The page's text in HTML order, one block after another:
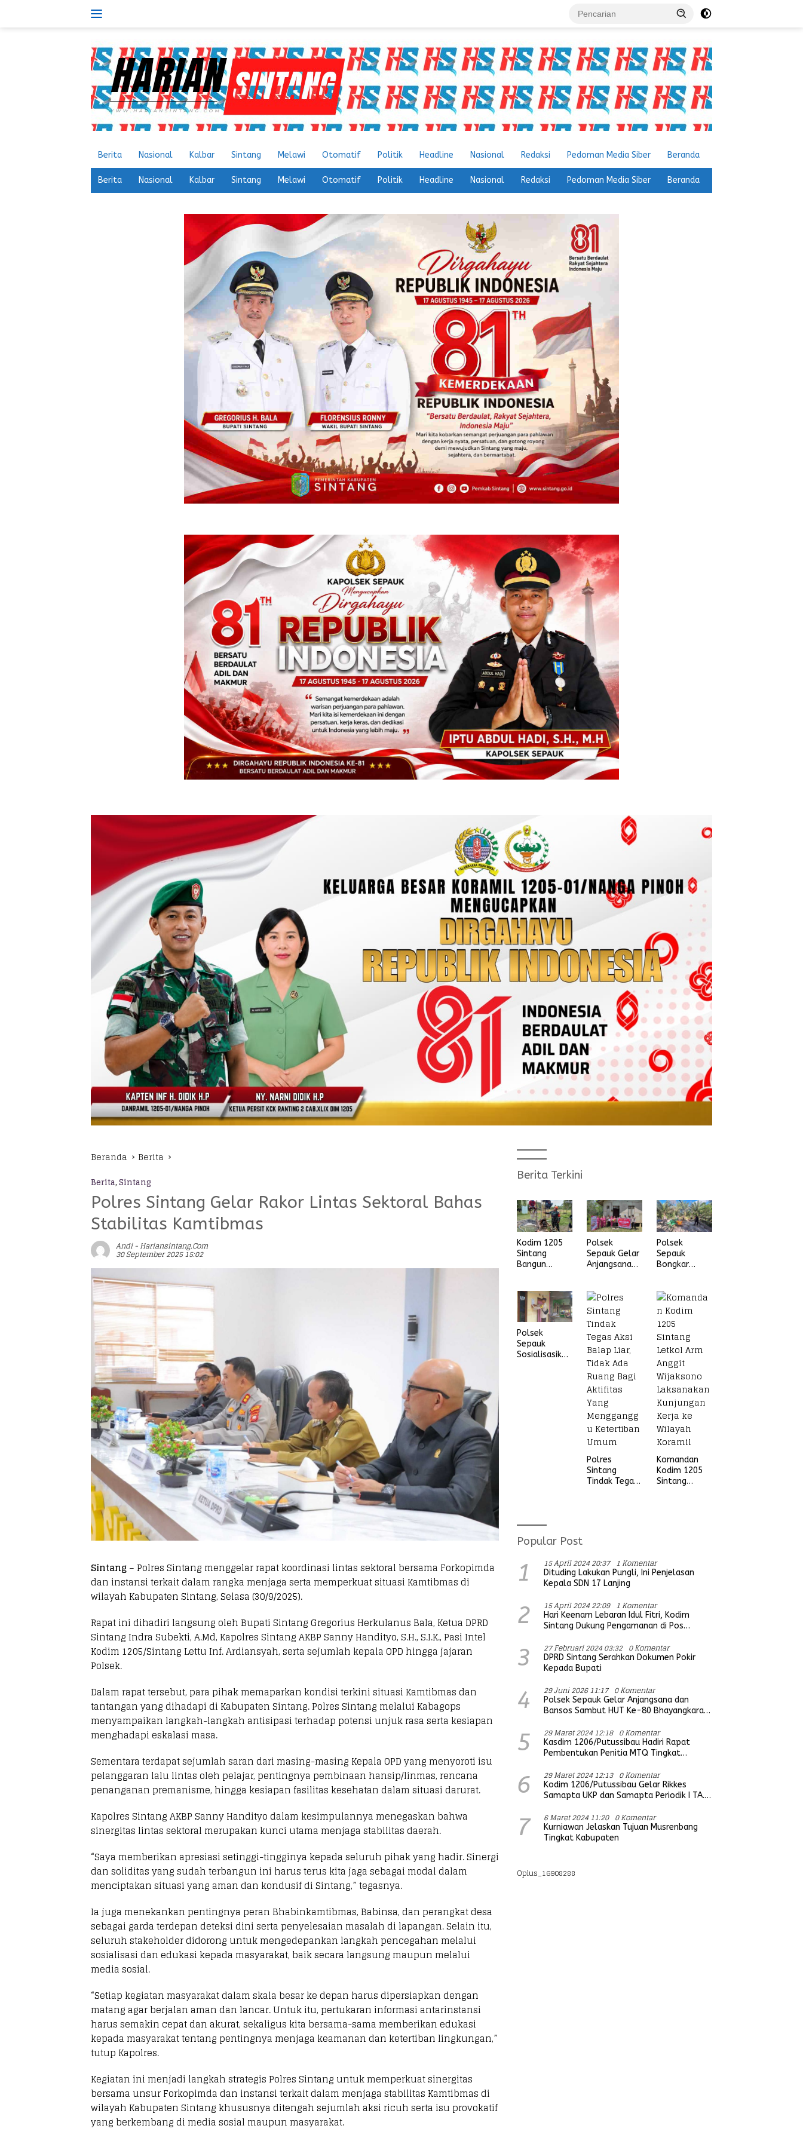
Berita Nasional Kalbar Sintang Melawi Otomatif Politik Headline Nasional Redaksi Pedoman Media Siber Beranda
Berita Nasional Kalbar Sintang Melawi Otomatif Politik Headline Nasional Redaksi Pedoman Media Siber Beranda
Beranda Berita
Berita,Sintang
Polres Sintang Gelar Rakor Lintas Sektoral Bahas
Stabilitas Kamtibmas
Andi - Hariansintang.com
30 September 2025 15:02
Sintang– Polres Sintang menggelar rapat koordinasi lintas sektoral bersama Forkopimda
dan instansi terkait dalam rangka menjaga serta memperkuat situasi Kamtibmas di
wilayah Kabupaten Sintang, Selasa (30/9/2025).
Rapat ini dihadiri langsung oleh Bupati Sintang Gregorius Herkulanus Bala, Ketua DPRD
Sintang Indra Subekti, A.Md, Kapolres Sintang AKBP Sanny Handityo, S.H., S.I.K., Pasi Intel
Kodim 1205/Sintang Lettu Inf. Ardiansyah, serta sejumlah kepala OPD hingga jajaran
Polsek.
Dalam rapat tersebut, para pihak memaparkan kondisi terkini situasi Kamtibmas dan
tantangan yang dihadapi di Kabupaten Sintang. Polres Sintang melalui Kabagops
menyampaikan langkah-langkah antisipasi terhadap potensi unjuk rasa serta kesiapan
menghadapi eskalasi masa.
Sementara terdapat sejumlah saran dari masing-masing Kepala OPD yang menyoroti isu
pelanggaran lalu lintas oleh pelajar, pentingnya pembinaan hansip/linmas, rencana
penanganan premanisme, hingga kesiapan fasilitas kesehatan dalam situasi darurat.
Kapolres Sintang AKBP Sanny Handityo dalam kesimpulannya menegaskan bahwa
sinergitas lintas sektoral merupakan kunci utama menjaga stabilitas daerah.
“Saya memberikan apresiasi setinggi-tingginya kepada seluruh pihak yang hadir. Sinergi
dan soliditas yang sudah terbangun ini harus terus kita jaga sebagai modal dalam
menciptakan situasi yang aman dan kondusif di Sintang,” tegasnya.
Ia juga menekankan pentingnya peran Bhabinkamtibmas, Babinsa, dan perangkat desa
sebagai garda terdepan deteksi dini serta penyelesaian masalah di lapangan. Selain itu,
seluruh stakeholder didorong untuk mengedepankan langkah pencegahan melalui
sosialisasi dan edukasi kepada masyarakat, baik secara langsung maupun melalui
media sosial.
“Setiap kegiatan masyarakat dalam skala besar ke depan harus dipersiapkan dengan
matang agar berjalan aman dan lancar. Untuk itu, pertukaran informasi antarinstansi
harus semakin cepat dan akurat, sekaligus kita bersama-sama memberikan edukasi
kepada masyarakat tentang pentingnya menjaga keamanan dan ketertiban lingkungan,”
tutup Kapolres.
Kegiatan ini menjadi langkah strategis Polres Sintang untuk memperkuat sinergitas
bersama unsur Forkopimda dan instansi terkait dalam menjaga stabilitas Kamtibmas di
wilayah Kabupaten Sintang khususnya ditengah sejumlah aksi ricuh serta isu provokatif
yang berkembang di media sosial maupun masyarakat.
Berita Terkini
Kodim 1205
Sintang
Bangun
Polsek
Sepauk Gelar
Anjangsana
Ke-80
Bhayangkara
Tahun 2026
Polsek
Sepauk
Bongkar
dusun Lepung
Beruang Desa
38 Kayu Lapis
Polsek
Sepauk
Sosialisasikan
Polres
Sintang
Tindak Tegas
Umum
Komandan
Kodim 1205
Sintang
Koramil
Popular Post
1 15 April 2024 20:37 1 Komentar
Dituding Lakukan Pungli, Ini Penjelasan
Kepala SDN 17 Lanjing
2 15 April 2024 22:09 1 Komentar
Hari Keenam Lebaran Idul Fitri, Kodim
Sintang Dukung Pengamanan di Pos
3 27 Februari 2024 03:32 0 Komentar
DPRD Sintang Serahkan Dokumen Pokir
Kepada Bupati
4 29 Juni 2026 11:17 0 Komentar
Polsek Sepauk Gelar Anjangsana dan
Bansos Sambut HUT Ke-80 Bhayangkara
5 29 Maret 2024 12:18 0 Komentar
Kasdim 1206/Putussibau Hadiri Rapat
Pembentukan Penitia MTQ Tingkat
6 29 Maret 2024 12:13 0 Komentar
Kodim 1206/Putussibau Gelar Rikkes
Samapta UKP dan Samapta Periodik I TA.
7 6 Maret 2024 11:20 0 Komentar
Kurniawan Jelaskan Tujuan Musrenbang
Tingkat Kabupaten
Oplus_16908288